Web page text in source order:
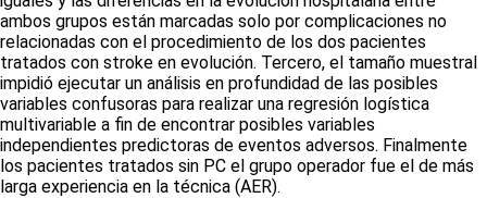
ambos grupos están marcadas solo por complicaciones no
relacionadas con el procedimiento de los dos pacientes
tratados con stroke en evolución. Tercero, el tamaño muestral
impidió ejecutar un análisis en profundidad de las posibles
variables confusoras para realizar una regresión logística
multivariable a fin de encontrar posibles variables
independientes predictoras de eventos adversos. Finalmente
los pacientes tratados sin PC el grupo operador fue el de más
larga experiencia en la técnica (AER).